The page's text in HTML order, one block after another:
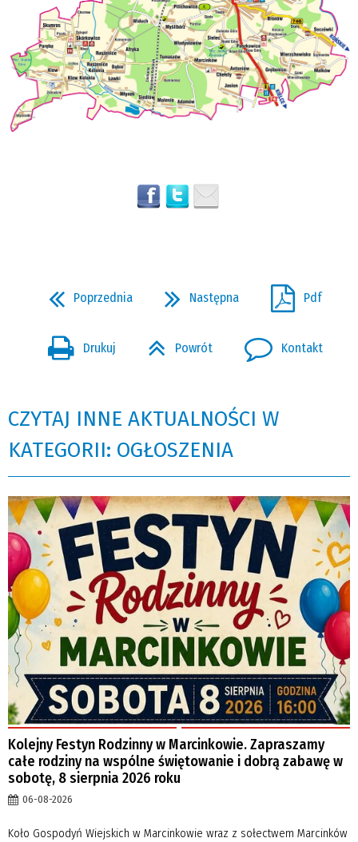
Poprzednia Następna Pdf
Drukuj Powrót Kontakt
CZYTAJ INNE AKTUALNOŚCI W
KATEGORII: OGŁOSZENIA
Kolejny Festyn Rodzinny w Marcinkowie. Zapraszamy
całe rodziny na wspólne świętowanie i dobrą zabawę w
sobotę, 8 sierpnia 2026 roku
06-08-2026
Koło Gospodyń Wiejskich w Marcinkowie wraz z sołectwem Marcinków